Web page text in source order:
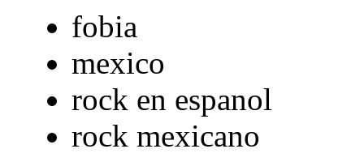
fobia
mexico
rock en espanol
rock mexicano